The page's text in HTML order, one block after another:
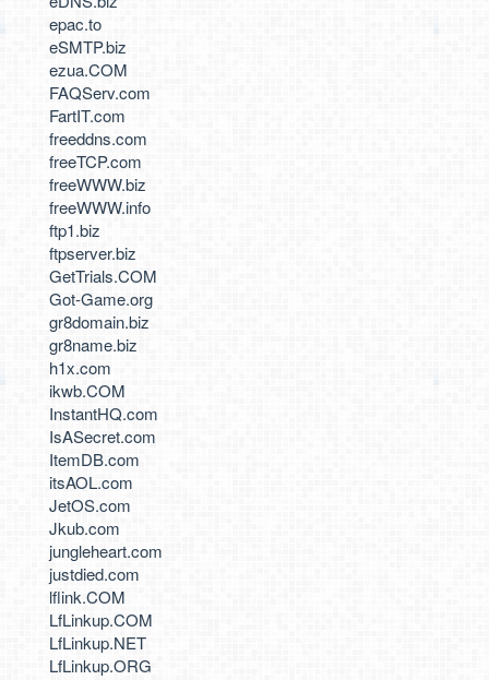
epac.to
eSMTP.biz
ezua.COM
FAQServ.com
FartIT.com
freeddns.com
freeTCP.com
freeWWW.biz
freeWWW.info
ftp1.biz
ftpserver.biz
GetTrials.COM
Got-Game.org
gr8domain.biz
gr8name.biz
h1x.com
ikwb.COM
InstantHQ.com
IsASecret.com
ItemDB.com
itsAOL.com
JetOS.com
Jkub.com
jungleheart.com
justdied.com
lflink.COM
LfLinkup.COM
LfLinkup.NET
LfLinkup.ORG